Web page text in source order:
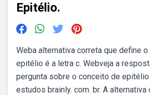
Epitélio.
Weba alternativa correta que define
epitélio é a letra c. Webveja a
pergunta sobre o conceito de
estudos brainly. com. br. A alternativa